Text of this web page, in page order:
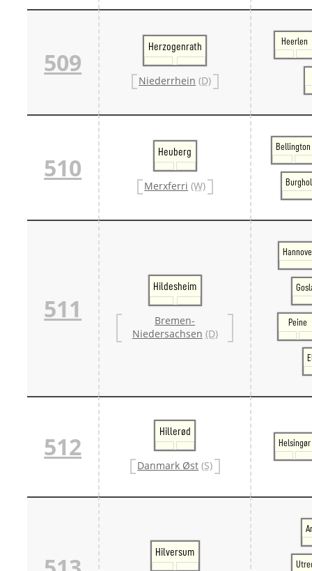
509
Herzogenrath
Niederrhein (D)
Heerlen
510
Heuberg
Merxferri (W)
Bellington
511
Hildesheim
Bremen-
Niedersachsen (D)
Peine
512
Hillerød
Danmark Øst (S)
Helsingør
Hilversum